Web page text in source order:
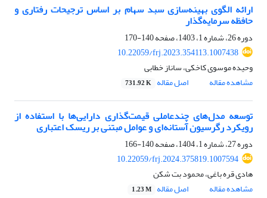
ارائه الگوی بهینه‌سازی سبد سهام بر اساس ترجیحات رفتاری و
حافظه سرمایه‌گذار
دوره 26، شماره 1، 1403، صفحه
140-170
10.22059/frj.2023.354113.1007438
وحیده موسوی کاخکی، ساناز خطابی
مشاهده مقاله
اصل مقاله 731.92 K
توسعه مدل‌های چندعاملی قیمت‌گذاری دارایی‌ها با استفاده از
رویکرد رگرسیون آستانه‌ای و عوامل مبتنی بر ریسک اعتباری
دوره 27، شماره 1، 1404، صفحه
140-166
10.22059/frj.2024.375819.1007594
هادی قره باغی، محمود بت شکن
مشاهده مقاله
اصل مقاله 1.23 M